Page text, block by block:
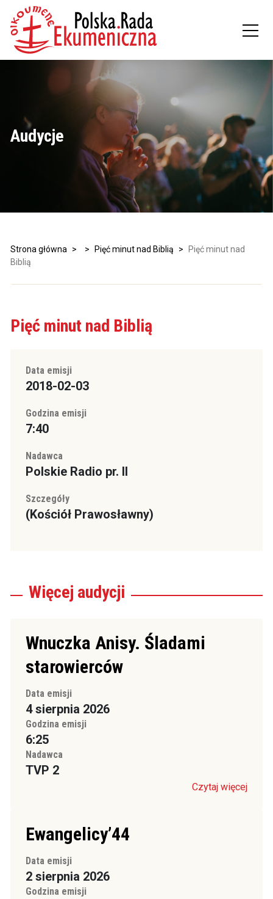
Audycje
Strona główna > > Pięć minut nad Biblią >
Pięć minut nad
Biblią
Pięć minut nad Biblią
Data emisji
2018-02-03
Godzina emisji
7:40
Nadawca
Polskie Radio pr. II
Szczegóły
(Kościół Prawosławny)
Więcej audycji
Wnuczka Anisy. Śladami
starowierców
Data emisji
4 sierpnia 2026
Godzina emisji
6:25
Nadawca
TVP 2
Czytaj więcej
Ewangelicy’44
Data emisji
2 sierpnia 2026
Godzina emisji